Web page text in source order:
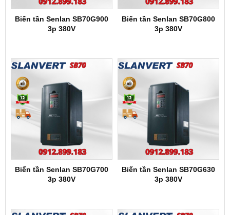
Biến tần Senlan SB70G900
3p 380V
Biến tần Senlan SB70G800
3p 380V
Biến tần Senlan SB70G700
3p 380V
Biến tần Senlan SB70G630
3p 380V